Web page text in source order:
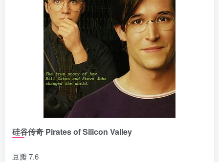
硅谷传奇 Pirates of Silicon Valley
豆瓣 7.6